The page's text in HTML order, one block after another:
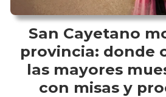
San Cayetano
provincia: donde
las mayores
con misas y